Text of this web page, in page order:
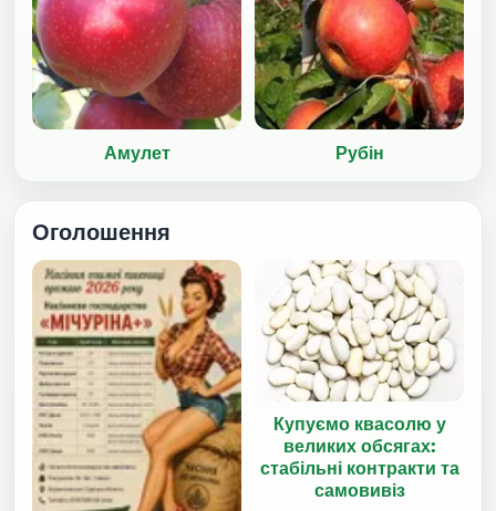
Амулет Рубін
Оголошення
Купуємо квасолю у
великих обсягах:
стабільні контракти та
самовивіз